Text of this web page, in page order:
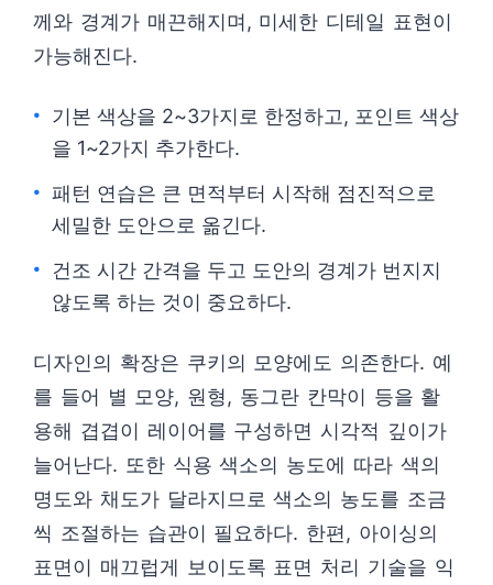
께와 경계가 매끈해지며, 미세한 디테일 표현이
가능해진다.
기본 색상을 2~3가지로 한정하고, 포인트 색상
을 1~2가지 추가한다.
패턴 연습은 큰 면적부터 시작해 점진적으로
세밀한 도안으로 옮긴다.
건조 시간 간격을 두고 도안의 경계가 번지지
않도록 하는 것이 중요하다.
디자인의 확장은 쿠키의 모양에도 의존한다. 예
를 들어 별 모양, 원형, 동그란 칸막이 등을 활
용해 겹겹이 레이어를 구성하면 시각적 깊이가
늘어난다. 또한 식용 색소의 농도에 따라 색의
명도와 채도가 달라지므로 색소의 농도를 조금
씩 조절하는 습관이 필요하다. 한편, 아이싱의
표면이 매끄럽게 보이도록 표면 처리 기술을 익